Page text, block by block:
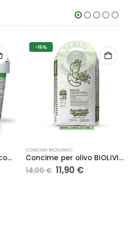
Solfato ferroso 1 Kg – concime minerale contro clorosi ferrica e ingiallimento foglie – VEBI
-15%
CONCIMI BIOLOGICI
Concime per olivo BIOLIVIS 25Kg concime organico con boro biologico
14,00€ Il
prezzo
11,90 €Il